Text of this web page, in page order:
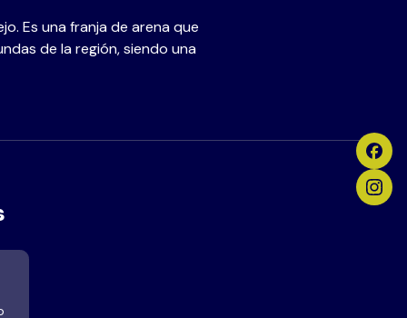
Es una franja de arena que
de la región, siendo una